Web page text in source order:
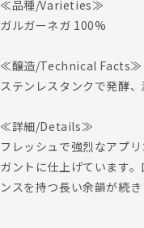
≪品種/Varieties≫
ガルガーネガ 100%
≪醸造/Technical Facts≫
ステンレスタンクで発酵、
≪詳細/Details≫
フレッシュで強烈なアプ
ガントに仕上げています
ンスを持つ長い余韻が続